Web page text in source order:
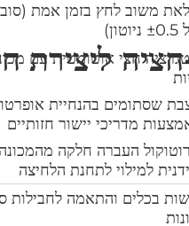
ליצירת
משוב לחץ בזמן אמת
חצי אוטומטית עם
שסתומים בהנחיית
מדריכי יישור חזותיים
העברה חלקה מהמכונה
למילוי לתחנת הלחיצה